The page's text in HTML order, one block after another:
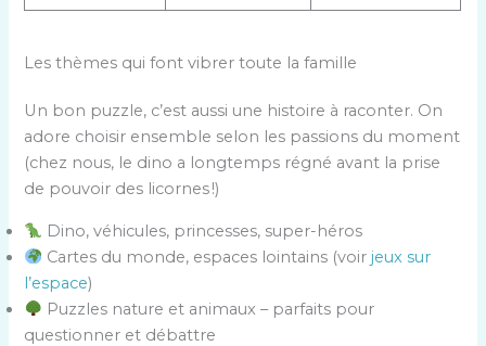
Les thèmes qui font vibrer toute la famille
Un bon puzzle, c’est aussi une histoire à raconter. On
adore choisir ensemble selon les passions du moment
(chez nous, le dino a longtemps régné avant la prise
de pouvoir des licornes !)
Dino, véhicules, princesses, super-héros
Cartes du monde, espaces lointains (voir jeux sur
l’espace)
Puzzles nature et animaux – parfaits pour
questionner et débattre